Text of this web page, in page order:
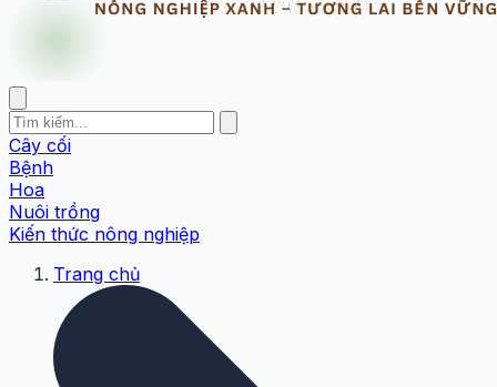
Cây cối
Bệnh
Hoa
Nuôi trồng
Kiến thức nông nghiệp
Trang chủ